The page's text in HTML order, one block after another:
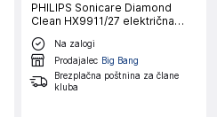
PHILIPS Sonicare Diamond
Clean HX9911/27 električna
zobna ščetka
Na zalogi
Prodajalec Big Bang
Brezplačna poštnina za člane
kluba